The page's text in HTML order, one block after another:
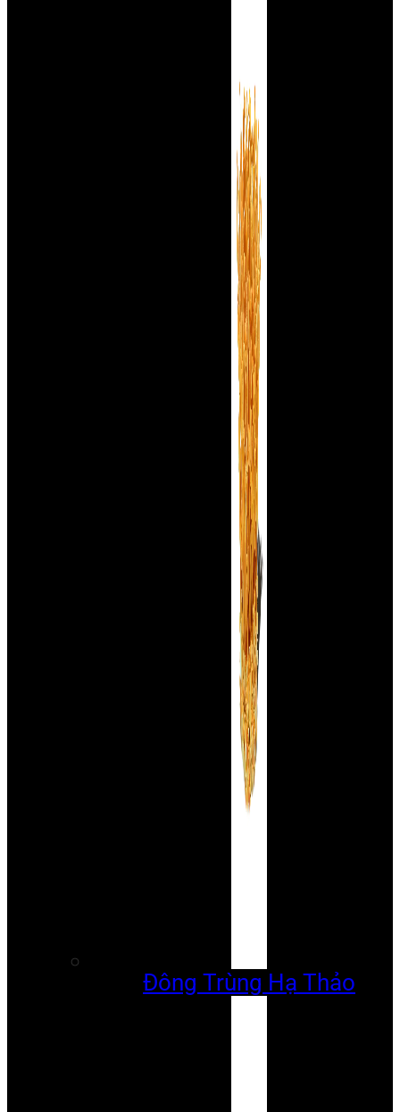
Đông Trùng Hạ Thảo